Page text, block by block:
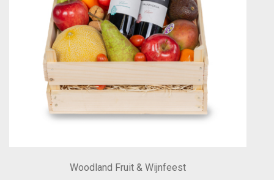
Woodland Fruit & Wijnfeest